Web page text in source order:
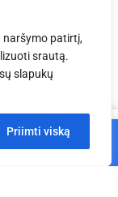
naršymo patirtį,
srautą.
slapukų
Priimti viską
m aliuminio
Paskyra